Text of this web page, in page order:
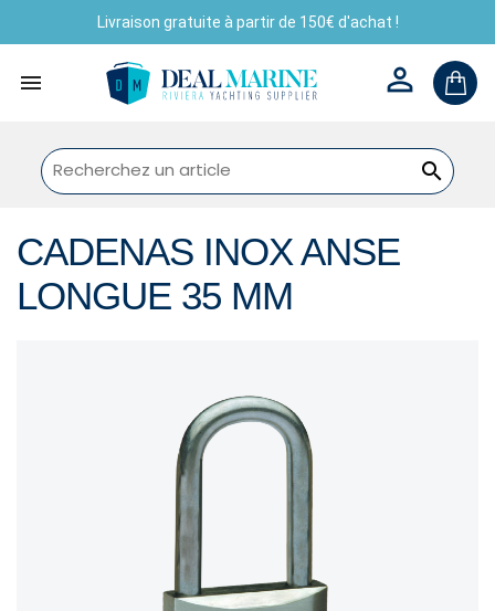
Livraison gratuite à partir de 150€ d'achat !
 

CADENAS INOX ANSE
LONGUE 35 MM